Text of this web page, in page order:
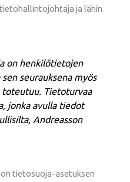
ja lähin
on henkilötietojen
seurauksena myös
Tietoturvaa
jonka avulla tiedot
Andreasson
tietosuoja-asetuksen